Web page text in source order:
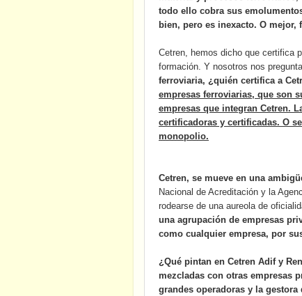
todo ello cobra sus
bien, pero es inexacto. O mejor,
Cetren, hemos dicho que certifica
formación. Y nosotros nos
ferroviaria, ¿quién certifica a
empresas ferroviarias, que son
empresas que integran Cetren.
certificadoras y certificadas. O
monopolio.
Cetren, se mueve en una
Nacional de Acreditación y la
rodearse de una aureola de
una agrupación de empresas
como cualquier empresa, por
¿Qué pintan en Cetren Adif y
mezcladas con otras empresas
grandes operadoras y la